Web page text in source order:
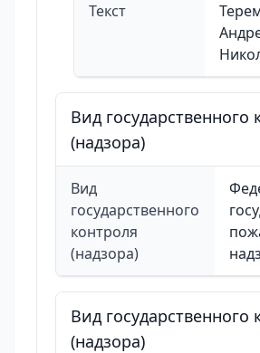
Текст
Вид государственного
(надзора)
Вид
государственного
контроля
(надзора)
Вид государственного
(надзора)